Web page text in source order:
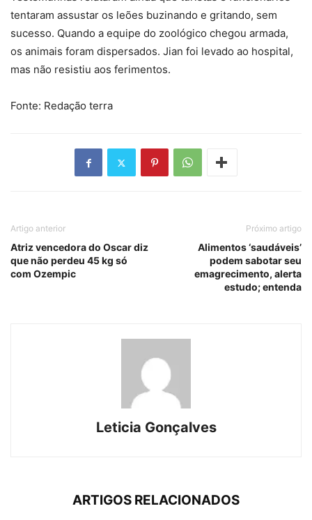
tentaram assustar os leões buzinando e gritando, sem
sucesso. Quando a equipe do zoológico chegou armada,
os animais foram dispersados. Jian foi levado ao hospital,
mas não resistiu aos ferimentos.
Fonte: Redação terra
Artigo anterior
Atriz vencedora do Oscar diz
que não perdeu 45 kg só
com Ozempic
Próximo artigo
Alimentos ‘saudáveis’
podem sabotar seu
emagrecimento, alerta
estudo; entenda
Leticia Gonçalves
ARTIGOS RELACIONADOS